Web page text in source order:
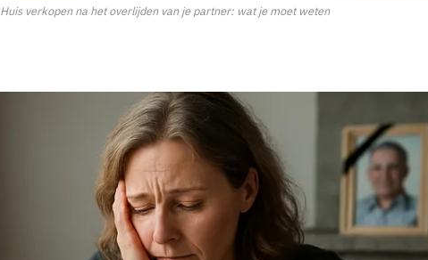
Huis verkopen na het overlijden van je partner: wat je moet weten